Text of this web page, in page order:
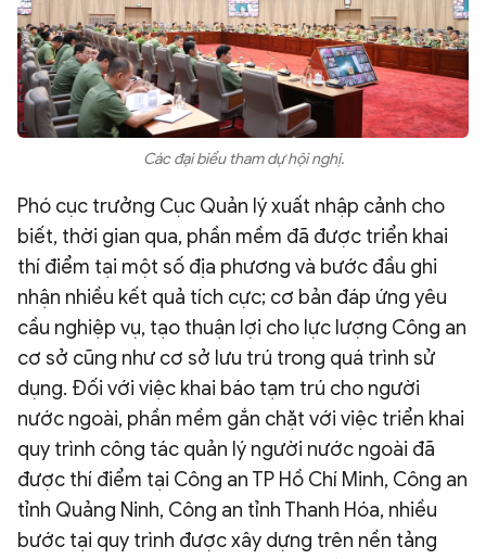
Các đại biểu tham dự hội nghị.
Phó cục trưởng Cục Quản lý xuất nhập cảnh cho
biết, thời gian qua, phần mềm đã được triển khai
thí điểm tại một số địa phương và bước đầu ghi
nhận nhiều kết quả tích cực; cơ bản đáp ứng yêu
cầu nghiệp vụ, tạo thuận lợi cho lực lượng Công an
cơ sở cũng như cơ sở lưu trú trong quá trình sử
dụng. Đối với việc khai báo tạm trú cho người
nước ngoài, phần mềm gắn chặt với việc triển khai
quy trình công tác quản lý người nước ngoài đã
được thí điểm tại Công an TP Hồ Chí Minh, Công an
tỉnh Quảng Ninh, Công an tỉnh Thanh Hóa, nhiều
bước tại quy trình được xây dựng trên nền tảng